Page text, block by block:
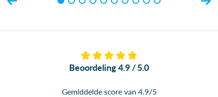
Beoordeling 4.9 / 5.0
Gemiddelde score van 4.9/5